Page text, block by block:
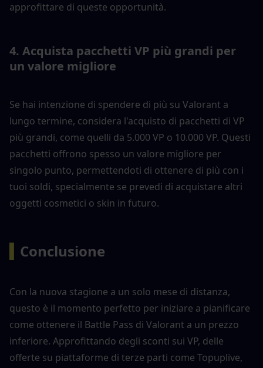
approfittare di queste opportunità.
4. Acquista pacchetti VP più grandi per
un valore migliore
Se hai intenzione di spendere di più su Valorant a
lungo termine, considera l'acquisto di pacchetti di VP
più grandi, come quelli da 5.000 VP o 10.000 VP. Questi
pacchetti offrono spesso un valore migliore per
singolo punto, permettendoti di ottenere di più con i
tuoi soldi, specialmente se prevedi di acquistare altri
oggetti cosmetici o skin in futuro.
Conclusione
Con la nuova stagione a un solo mese di distanza,
questo è il momento perfetto per iniziare a pianificare
come ottenere il Battle Pass di Valorant a un prezzo
inferiore. Approfittando degli sconti sui VP, delle
offerte su piattaforme di terze parti come Topuplive,